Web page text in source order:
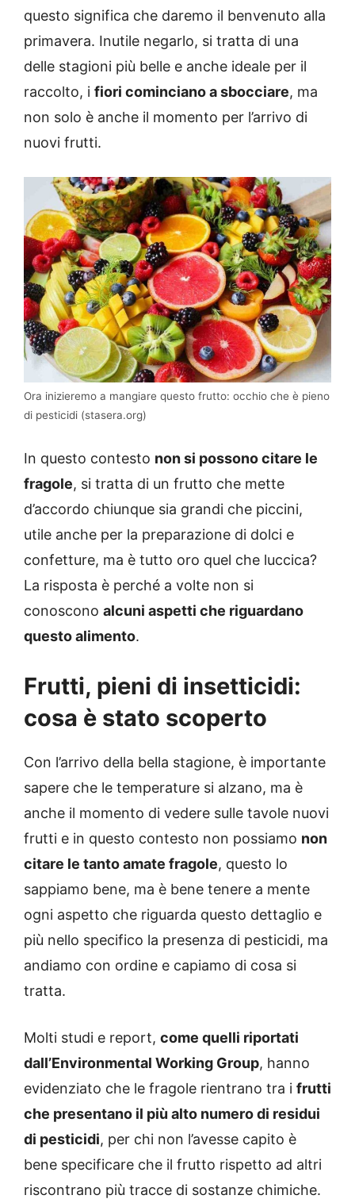
questo significa che daremo il benvenuto alla
primavera. Inutile negarlo, si tratta di una
delle stagioni più belle e anche ideale per il
raccolto, i fiori cominciano a sbocciare, ma
non solo è anche il momento per l’arrivo di
nuovi frutti.
Ora inizieremo a mangiare questo frutto: occhio che è pieno
di pesticidi (stasera.org)
In questo contesto non si possono citare le
fragole, si tratta di un frutto che mette
d’accordo chiunque sia grandi che piccini,
utile anche per la preparazione di dolci e
confetture, ma è tutto oro quel che luccica?
La risposta è perché a volte non si
conoscono alcuni aspetti che riguardano
questo alimento.
Frutti, pieni di insetticidi:
cosa è stato scoperto
Con l’arrivo della bella stagione, è importante
sapere che le temperature si alzano, ma è
anche il momento di vedere sulle tavole nuovi
frutti e in questo contesto non possiamo non
citare le tanto amate fragole, questo lo
sappiamo bene, ma è bene tenere a mente
ogni aspetto che riguarda questo dettaglio e
più nello specifico la presenza di pesticidi, ma
andiamo con ordine e capiamo di cosa si
tratta.
Molti studi e report, come quelli riportati
dall’Environmental Working Group, hanno
evidenziato che le fragole rientrano tra i frutti
che presentano il più alto numero di residui
di pesticidi, per chi non l’avesse capito è
bene specificare che il frutto rispetto ad altri
riscontrano più tracce di sostanze chimiche.